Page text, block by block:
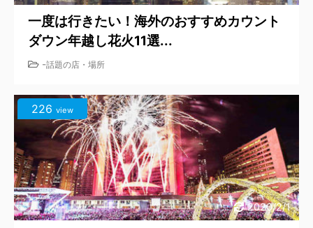
一度は行きたい！海外のおすすめカウント
ダウン年越し花火11選...
-話題の店・場所
2020/2/1
226 view